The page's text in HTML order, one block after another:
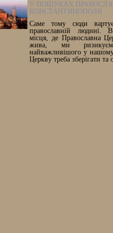
У ПОШУКАХ
КОНСТАНТИНОПОЛЯ
Саме тому сюди
православній людині.
місця, де Православна
жива, ми
найважливішого у
Церкву треба зберігати та